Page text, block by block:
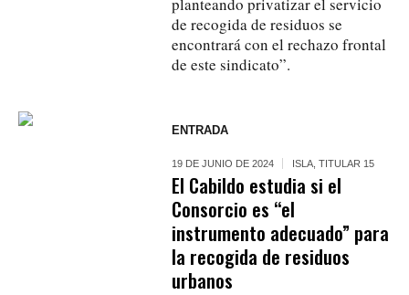
de recogida de residuos se
encontrará con el rechazo frontal
de este sindicato”.
ENTRADA
19 DE JUNIO DE 2024 ISLA ,TITULAR 15
El Cabildo estudia si el
Consorcio es “el
instrumento adecuado” para
la recogida de residuos
urbanos